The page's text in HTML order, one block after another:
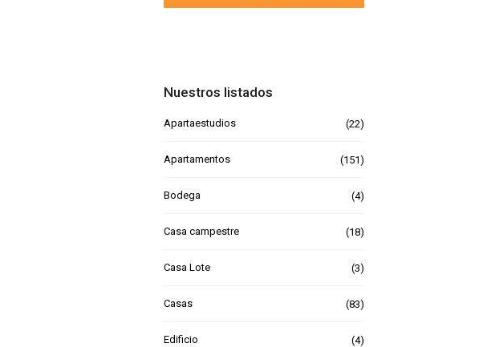
Nuestros listados
Apartaestudios (22)
Apartamentos (151)
Bodega (4)
Casa campestre (18)
Casa Lote (3)
Casas (83)
Edificio (4)